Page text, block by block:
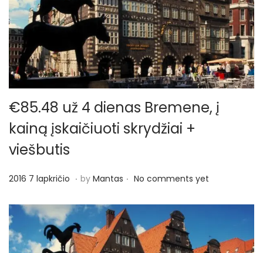
€85.48 už 4 dienas Bremene, į
kainą įskaičiuoti skrydžiai +
viešbutis
P
s
t
e
2016 7 lapkričio 2
1
6
7
. by Mantas . No comments yet